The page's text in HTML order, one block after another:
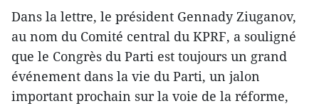
Dans la lettre, le président Gennady Ziuganov,
au nom du Comité central du KPRF, a souligné
que le Congrès du Parti est toujours un grand
événement dans la vie du Parti, un jalon
important prochain sur la voie de la réforme,